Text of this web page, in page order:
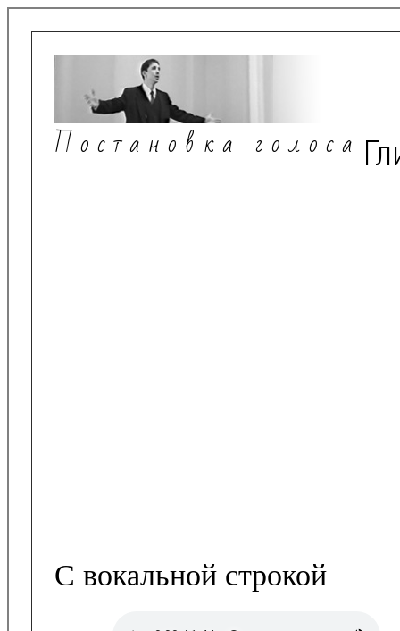
Постановка голоса
С вокальной строкой